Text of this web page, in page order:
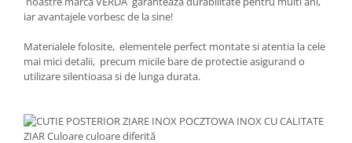
iar avantajele vorbesc de la sine!
Materialele folosite, elementele perfect montate si atentia la cele
mai mici detalii, precum micile bare de protectie asigurand o
utilizare silentioasa si de lunga durata.